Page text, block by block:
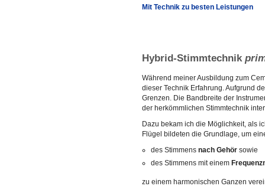
Mit Technik zu besten Leistungen
Hybrid-Stimmtechnik
Während meiner Ausbildung zum
dieser Technik Erfahrung. Aufgrund
Grenzen. Die Bandbreite der
der herkömmlichen Stimmtechnik
Dazu bekam ich die Möglichkeit, als
Flügel bildeten die Grundlage, um
des Stimmensnach Gehör sowie
des Stimmens mit einem
zu einem harmonischen Ganzen